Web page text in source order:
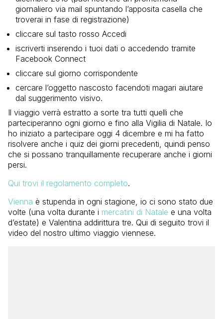
giornaliero via mail spuntando l’apposita casella che
troverai in fase di registrazione)
cliccare sul tasto rosso Accedi
iscriverti inserendo i tuoi dati o accedendo tramite
Facebook Connect
cliccare sul giorno corrispondente
cercare l’oggetto nascosto facendoti magari aiutare
dal suggerimento visivo.
Il viaggio verrà estratto a sorte tra tutti quelli che
parteciperanno ogni giorno e fino alla Vigilia di Natale. Io
ho iniziato a partecipare oggi 4 dicembre e mi ha fatto
risolvere anche i quiz dei giorni precedenti, quindi penso
che si possano tranquillamente recuperare anche i giorni
persi.
Qui trovi il regolamento completo.
Vienna è stupenda in ogni stagione, io ci sono stato due
volte (una volta durante i mercatini di Natale e una volta
d’estate) e Valentina addirittura tre. Qui di seguito trovi il
video del nostro ultimo viaggio viennese.